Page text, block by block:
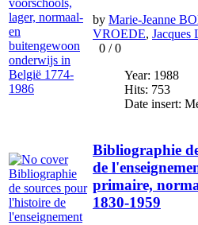
by Marie-Jeanne
VROEDE, Jacques
0 /0
Year: 1988
Hits: 753
Date insert:
Bibliographie
de
primaire,
1830-1959